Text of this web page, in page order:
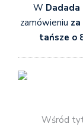
W Dadada
zamówieniu za
tańsze o
Wśród